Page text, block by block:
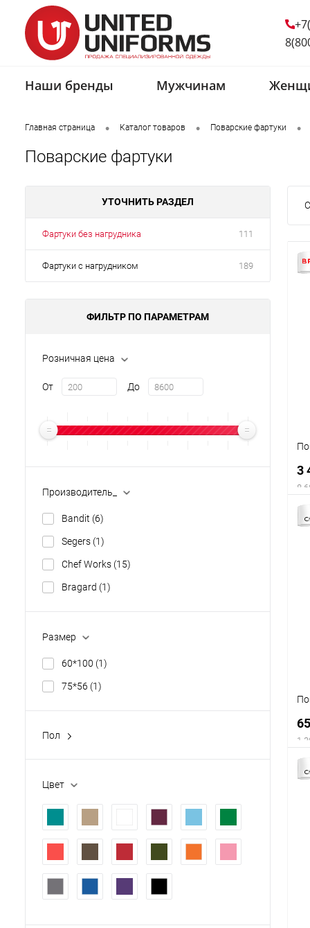
Наши бренды Мужчинам
Главная страница • Каталог товаров • Поварские фартуки •
Поварские фартуки
УТОЧНИТЬ РАЗДЕЛ
Фартуки без нагрудника 111
Фартуки с нагрудником 189
ФИЛЬТР ПО ПАРАМЕТРАМ
Розничная цена
От До
Производитель_
Bandit (6)
Segers (1)
Chef Works (15)
Bragard (1)
Размер
60*100 (1)
75*56 (1)
Пол
Цвет
3
8
1